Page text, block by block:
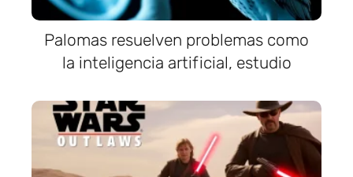
Palomas resuelven problemas como
la inteligencia artificial, estudio